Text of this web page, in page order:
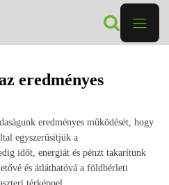
eredményes
eredményes működését, hogy
egyszerűsítjük a
időt, energiát és pénzt takarítunk
és átláthatóvá a földbérleti
térképpel.